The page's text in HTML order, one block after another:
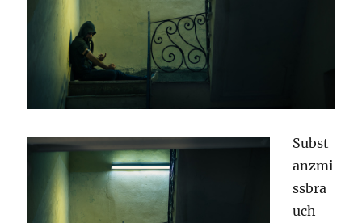
Subst
anzmi
ssbra
uch